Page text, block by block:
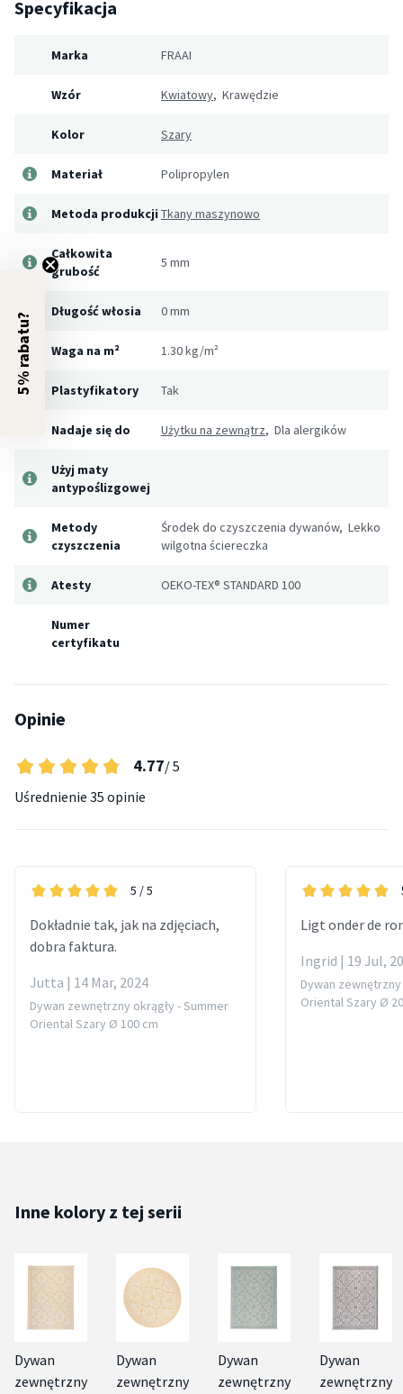
Specyfikacja
Marka FRAAI
Wzór Kwiatowy, Krawędzie
Kolor Szary
Materiał Polipropylen
Metoda produkcji Tkany maszynowo
Całkowita
grubość
5 mm
Długość włosia 0 mm
Waga na m² 1.30 kg/m²
Plastyfikatory Tak
Nadaje się do Użytku na zewnątrz, Dla alergików
Użyj maty
antypoślizgowej
Metody
czyszczenia
Środek do czyszczenia dywanów, Lekko
wilgotna ściereczka
Atesty OEKO-TEX® STANDARD 100
Numer
certyfikatu
Opinie
4.77/ 5
Uśrednienie 35 opinie
5 / 5
Dokładnie tak, jak na zdjęciach,
dobra faktura.
Jutta | 14 Mar, 2024
Dywan zewnętrzny okrągły - Summer
Oriental Szary Ø 100 cm
Ligt onder de
Ingrid | 19 Jul,
Dywan
Oriental Szary Ø
Inne kolory z tej serii
Dywan
zewnętrzny
Dywan
zewnętrzny
Dywan
zewnętrzny
Dywan
zewnętrzny
5% rabatu?